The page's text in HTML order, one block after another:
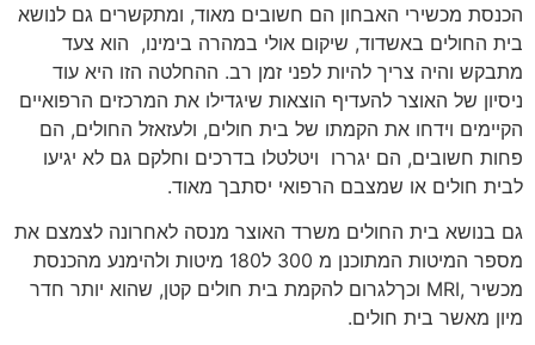
הכנסת מכשירי האבחון הם חשובים מאוד, ומתקשרים גם לנושא
בית החולים באשדוד, שיקום אולי במהרה בימינו, הוא צעד
מתבקש והיה צריך להיות לפני זמן רב. ההחלטה הזו היא עוד
ניסיון של האוצר להעדיף הוצאות שיגדילו את המרכזים הרפואיים
הקיימים וידחו את הקמתו של בית חולים, ולעזאזל החולים, הם
פחות חשובים, הם יגררו ויטלטלו בדרכים וחלקם גם לא יגיעו
לבית חולים או שמצבם הרפואי יסתבך מאוד.
גם בנושא בית החולים משרד האוצר מנסה לאחרונה לצמצם את
מספר המיטות המתוכנן מ 300 ל180 מיטות ולהימנע מהכנסת
מכשיר ,MRI וכךלגרום להקמת בית חולים קטן, שהוא יותר חדר
מיון מאשר בית חולים.